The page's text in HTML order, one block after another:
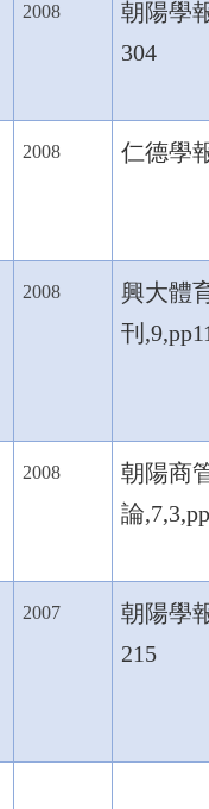
2008
朝陽學
304
2008 仁德學
2008
興大體
刊
2008
朝陽商
論
2007
朝陽學
215